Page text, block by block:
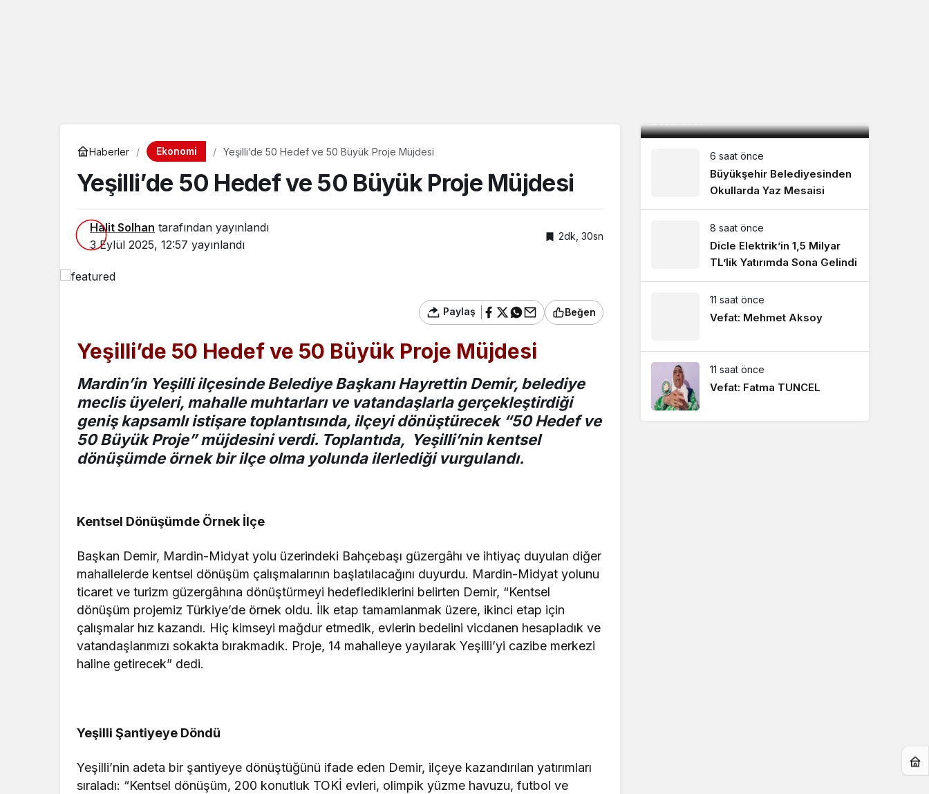
Haberler Ekonomi Yeşilli’de 50 Hedef ve 50 Büyük Proje Müjdesi
Yeşilli’de 50 Hedef ve 50 Büyük Proje Müjdesi
Halit Solhan tarafından yayınlandı
3 Eylül 2025, 12:57 yayınlandı
2dk, 30sn
Paylaş Beğen
Yeşilli’de 50 Hedef ve 50 Büyük Proje Müjdesi
Mardin’in Yeşilli ilçesinde Belediye Başkanı Hayrettin Demir, belediye
meclis üyeleri, mahalle muhtarları ve vatandaşlarla gerçekleştirdiği
geniş kapsamlı istişare toplantısında, ilçeyi dönüştürecek “50 Hedef ve
50 Büyük Proje” müjdesini verdi. Toplantıda, Yeşilli’nin kentsel
dönüşümde örnek bir ilçe olma yolunda ilerlediği vurgulandı.
Kentsel Dönüşümde Örnek İlçe
Başkan Demir, Mardin-Midyat yolu üzerindeki Bahçebaşı güzergâhı ve ihtiyaç duyulan diğer
mahallelerde kentsel dönüşüm çalışmalarının başlatılacağını duyurdu. Mardin-Midyat yolunu
ticaret ve turizm güzergâhına dönüştürmeyi hedeflediklerini belirten Demir, “Kentsel
dönüşüm projemiz Türkiye’de örnek oldu. İlk etap tamamlanmak üzere, ikinci etap için
çalışmalar hız kazandı. Hiç kimseyi mağdur etmedik, evlerin bedelini vicdanen hesapladık ve
vatandaşlarımızı sokakta bırakmadık. Proje, 14 mahalleye yayılarak Yeşilli’yi cazibe merkezi
haline getirecek” dedi.
Yeşilli Şantiyeye Döndü
Yeşilli’nin adeta bir şantiyeye dönüştüğünü ifade eden Demir, ilçeye kazandırılan yatırımları
sıraladı: “Kentsel dönüşüm, 200 konutluk TOKİ evleri, olimpik yüzme havuzu, futbol ve
6 saat önce
Büyükşehir Belediyesinden
Okullarda Yaz Mesaisi
8 saat önce
Dicle Elektrik’in 1,5 Milyar
TL’lik Yatırımda Sona Gelindi
11 saat önce
Vefat: Mehmet Aksoy
11 saat önce
Vefat: Fatma TUNCEL